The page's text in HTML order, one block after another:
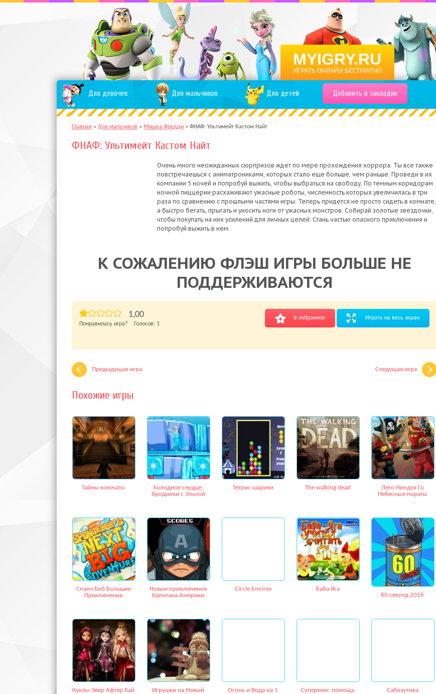
MYIGRY.RU
ИГРАТЬ ОНЛАЙН БЕСПЛАТНО
Для девочек Для мальчиков Для детей Добавить в закладки
Главная » Для мальчиков » Мишка Фредди » ФНАФ: Ультимейт Кастом Найт
ФНАФ: Ультимейт Кастом Найт
Очень много неожиданных сюрпризов ждет по мере прохождения хоррора. Ты все также
повстречаешься с аниматрониками, которых стало еще больше, чем раньше. Проведи в их
компании 5 ночей и попробуй выжить, чтобы выбраться на свободу. По темным коридорам
ночной пиццерии расхаживают ужасные роботы, численность которых увеличилась в три
раза по сравнению с прошлыми частями игры. Теперь придется не просто сидеть в комнате,
а быстро бегать, прыгать и уносить ноги от ужасных монстров. Собирай золотые звездочки,
чтобы покупать на них усилений для личных целей. Стань частью опасного приключения и
попробуй выжить в нем.
К СОЖАЛЕНИЮ ФЛЭШ ИГРЫ БОЛЬШЕ НЕ
ПОДДЕРЖИВАЮТСЯ
В избранное Играть на весь экран
1,00
Понравилась игра? Голосов: 1
Предыдущая игра Следущая игра
Похожие игры
Тайны комнаты
Холодное сердце:
бродилки с Эльзой
Тетрис шарики Тhe walking dead
Лего Ниндзя Го
Небесные пираты
Спанч Боб Большие
Приключения
Новые приключения
Капитана Америки
Circle Emrires
Баба Яга
60 секунд 2016
Куклы Эвер Афтер Хай
Игрушки на Новый
Огонь и Вода на 1
Супермен: помощь
Сабнаутика